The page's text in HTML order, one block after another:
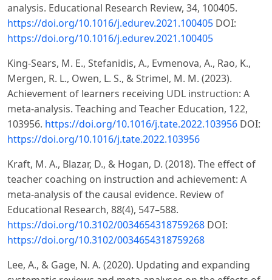
analysis. Educational Research Review, 34, 100405.
https://doi.org/10.1016/j.edurev.2021.100405 DOI:
https://doi.org/10.1016/j.edurev.2021.100405
King-Sears, M. E., Stefanidis, A., Evmenova, A., Rao, K.,
Mergen, R. L., Owen, L. S., & Strimel, M. M. (2023).
Achievement of learners receiving UDL instruction: A
meta-analysis. Teaching and Teacher Education, 122,
103956. https://doi.org/10.1016/j.tate.2022.103956 DOI:
https://doi.org/10.1016/j.tate.2022.103956
Kraft, M. A., Blazar, D., & Hogan, D. (2018). The effect of
teacher coaching on instruction and achievement: A
meta-analysis of the causal evidence. Review of
Educational Research, 88(4), 547–588.
https://doi.org/10.3102/0034654318759268 DOI:
https://doi.org/10.3102/0034654318759268
Lee, A., & Gage, N. A. (2020). Updating and expanding